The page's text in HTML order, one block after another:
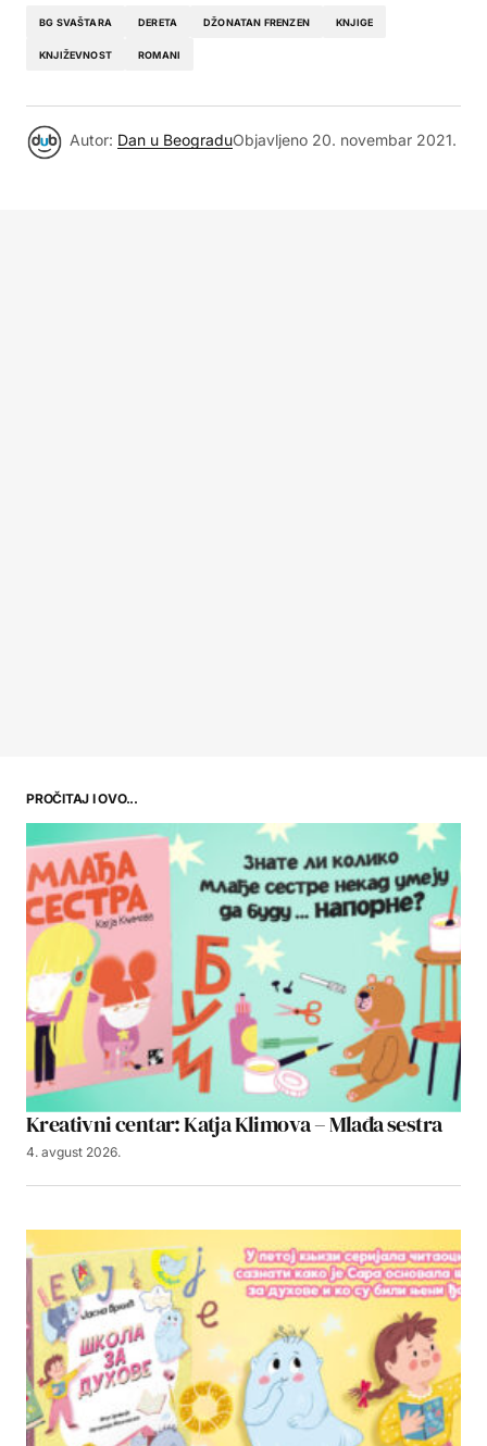
BG SVAŠTARA DERETA DŽONATAN FRENZEN KNJIGE
KNJIŽEVNOST ROMANI
Autor: Dan u BeograduObjavljeno 20. novembar 2021.
PROČITAJ I OVO...
Kreativni centar: Katja Klimova – Mlađa sestra
4. avgust 2026.